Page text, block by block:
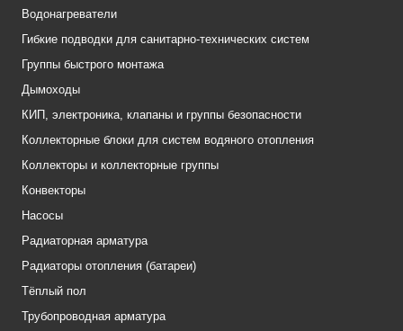
Водонагреватели
Гибкие подводки для санитарно-технических систем
Группы быстрого монтажа
Дымоходы
КИП, электроника, клапаны и группы безопасности
Коллекторные блоки для систем водяного отопления
Коллекторы и коллекторные группы
Конвекторы
Насосы
Радиаторная арматура
Радиаторы отопления (батареи)
Тёплый пол
Трубопроводная арматура